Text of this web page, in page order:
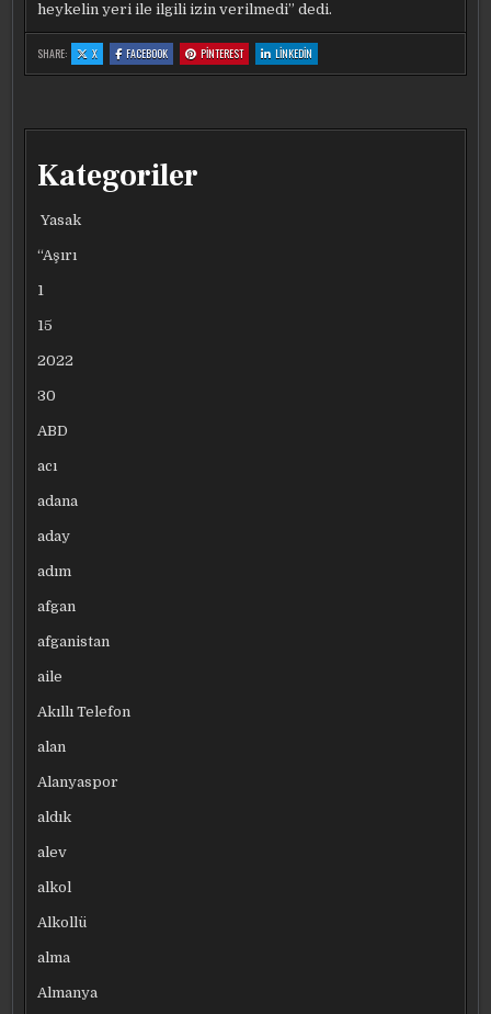
heykelin yeri ile ilgili izin verilmedi” dedi.
SHARE: X:
‘ATATÜRK
HEYKELI
FACEBOOK:
‘ATATÜRK
HEYKELI
PINTEREST:
‘ATATÜRK
HEYKELI
LINKEDIN
‘ATATÜRK
HEYKELI
Kategoriler
Yasak
“Aşırı
1
15
2022
30
ABD
acı
adana
aday
adım
afgan
afganistan
aile
Akıllı Telefon
alan
Alanyaspor
aldık
alev
alkol
Alkollü
alma
Almanya